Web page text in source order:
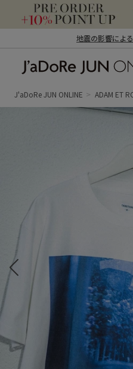
地震の影響によ
ン オンライン）
J'aDoRe JUN ONLINE ADAM ET